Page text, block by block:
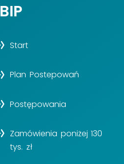
BIP
Start
Plan Postepowań
Postępowania
Zamówienia poniżej 130
tys. zł